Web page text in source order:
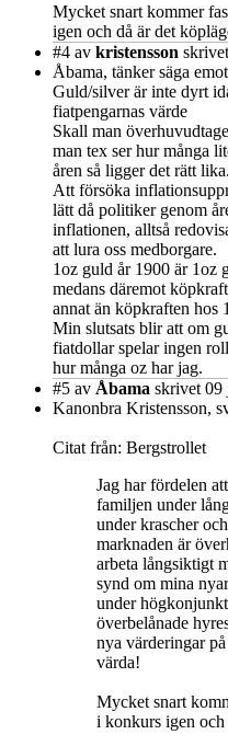
Mycket snart kommer
igen och då är det
#4 av kristensson
Åbama, tänker säga
Guld/silver är inte dyrt
fiatpengarnas värde
Skall man
man tex ser hur många
åren så ligger det rätt lika.
Att försöka
lätt då politiker genom
inflationen, alltså
att lura oss medborgare.
1oz guld år 1900 är 1oz
medans däremot
annat än köpkraften hos
Min slutsats blir att om
fiatdollar spelar ingen
hur många oz har jag.
#5 av Åbama skrivet 09
Kanonbra Kristensson,
Citat från: Bergstrollet
Jag har fördelen
familjen under
under krascher
marknaden är
arbeta långsiktigt
synd om mina
under
överbelånade
nya värderingar
värda!
Mycket snart
i konkurs igen